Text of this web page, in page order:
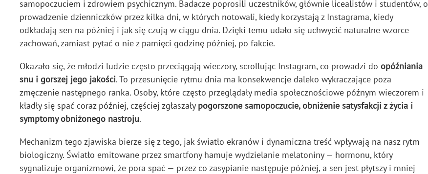
samopoczuciem i zdrowiem psychicznym. Badacze poprosili uczestników, głównie licealistów i studentów, o
prowadzenie dzienniczków przez kilka dni, w których notowali, kiedy korzystają z Instagrama, kiedy
odkładają sen na później i jak się czują w ciągu dnia. Dzięki temu udało się uchwycić naturalne wzorce
zachowań, zamiast pytać o nie z pamięci godzinę później, po fakcie.
Okazało się, że młodzi ludzie często przeciągają wieczory, scrollując Instagram, co prowadzi do opóźniania
snu i gorszej jego jakości. To przesunięcie rytmu dnia ma konsekwencje daleko wykraczające poza
zmęczenie następnego ranka. Osoby, które często przeglądały media społecznościowe późnym wieczorem i
kładły się spać coraz później, częściej zgłaszały pogorszone samopoczucie, obniżenie satysfakcji z życia i
symptomy obniżonego nastroju.
Mechanizm tego zjawiska bierze się z tego, jak światło ekranów i dynamiczna treść wpływają na nasz rytm
biologiczny. Światło emitowane przez smartfony hamuje wydzielanie melatoniny — hormonu, który
sygnalizuje organizmowi, że pora spać — przez co zasypianie następuje później, a sen jest płytszy i mniej